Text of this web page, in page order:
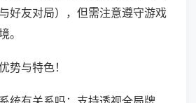
好友对局），但需注意遵守游戏
。
势与特色！